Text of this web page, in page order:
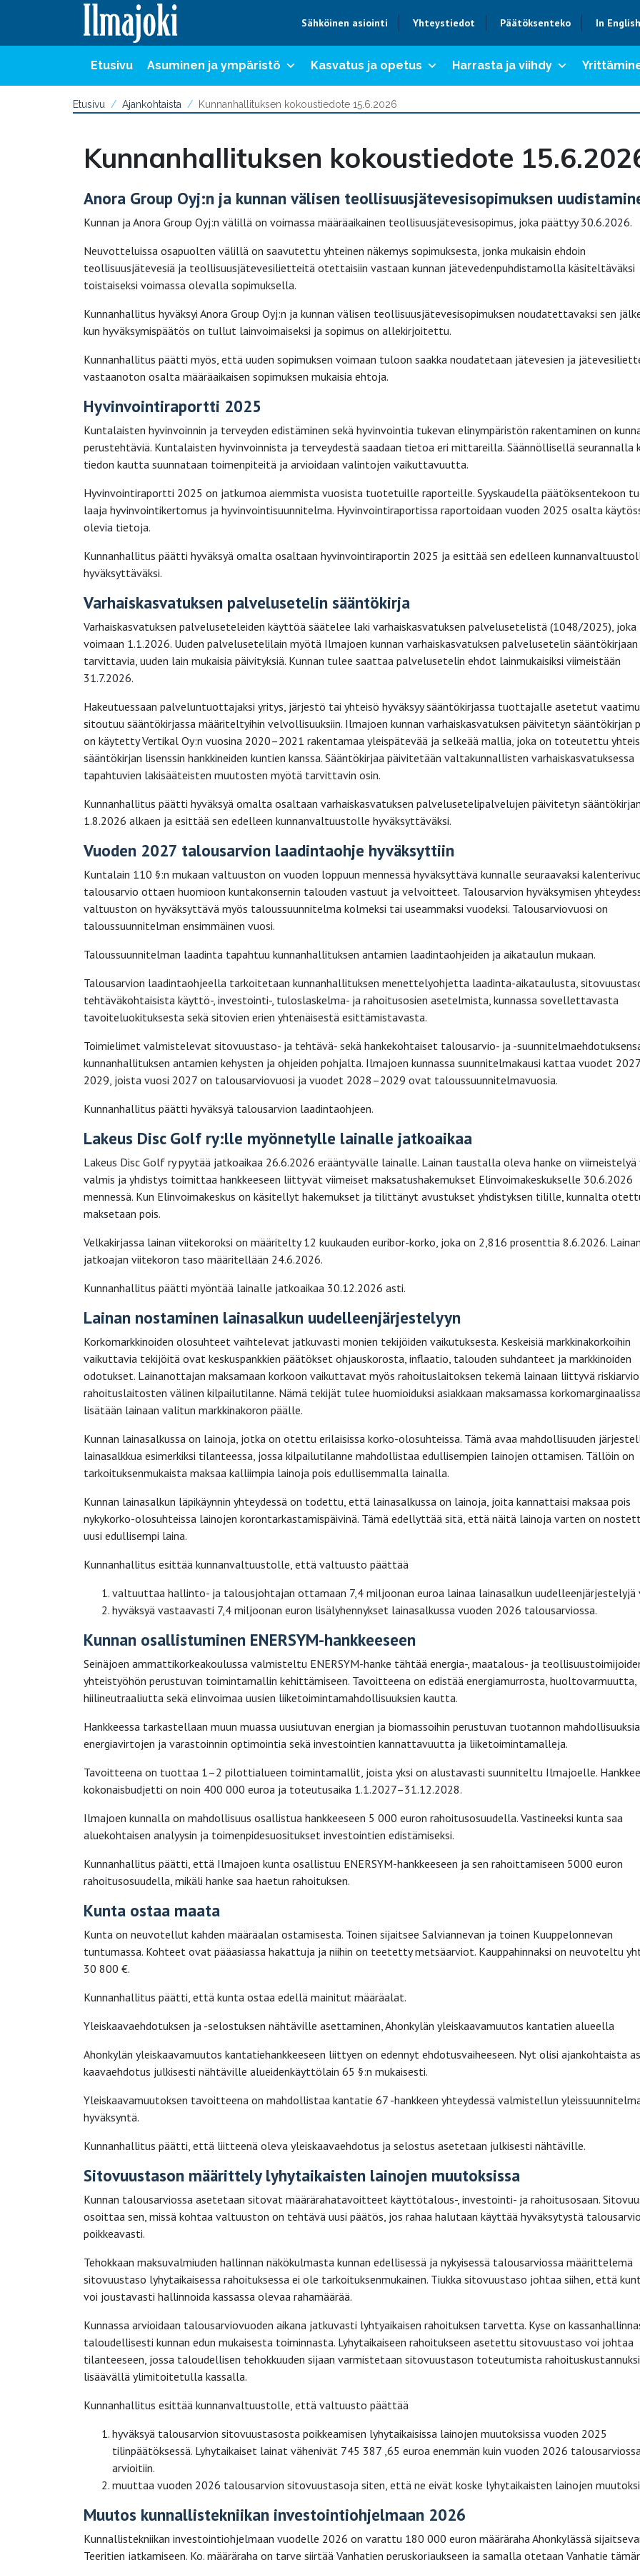
Sähköinen asiointi Yhteystiedot Päätöksenteko In English
Etusivu Asuminen ja ympäristö Kasvatus ja opetus Harrasta ja viihdy
Etusivu Ajankohtaista Kunnanhallituksen kokoustiedote 15.6.2026
Kunnanhallituksen kokoustiedote
Anora Group Oyj:n ja kunnan välisen teollisuusjätevesisopimuksen
Kunnan ja Anora Group Oyj:n välillä on voimassa määräaikainen teollisuusjätevesisopimus, joka päättyy 30.6.2026.
Neuvotteluissa osapuolten välillä on saavutettu yhteinen näkemys sopimuksesta, jonka mukaisin ehdoin
teollisuusjätevesiä ja teollisuusjätevesilietteitä otettaisiin vastaan kunnan jätevedenpuhdistamolla käsiteltäväksi
toistaiseksi voimassa olevalla sopimuksella.
Kunnanhallitus hyväksyi Anora Group Oyj:n ja kunnan välisen teollisuusjätevesisopimuksen noudatettavaksi sen
kun hyväksymispäätös on tullut lainvoimaiseksi ja sopimus on allekirjoitettu.
Kunnanhallitus päätti myös, että uuden sopimuksen voimaan tuloon saakka noudatetaan jätevesien ja
vastaanoton osalta määräaikaisen sopimuksen mukaisia ehtoja.
Hyvinvointiraportti 2025
Kuntalaisten hyvinvoinnin ja terveyden edistäminen sekä hyvinvointia tukevan elinympäristön rakentaminen on
perustehtäviä. Kuntalaisten hyvinvoinnista ja terveydestä saadaan tietoa eri mittareilla. Säännöllisellä seurannalla
tiedon kautta suunnataan toimenpiteitä ja arvioidaan valintojen vaikuttavuutta.
Hyvinvointiraportti 2025 on jatkumoa aiemmista vuosista tuotetuille raporteille. Syyskaudella päätöksentekoon
laaja hyvinvointikertomus ja hyvinvointisuunnitelma. Hyvinvointiraportissa raportoidaan vuoden 2025 osalta
olevia tietoja.
Kunnanhallitus päätti hyväksyä omalta osaltaan hyvinvointiraportin 2025 ja esittää sen edelleen
hyväksyttäväksi.
Varhaiskasvatuksen palvelusetelin sääntökirja
Varhaiskasvatuksen palveluseteleiden käyttöä säätelee laki varhaiskasvatuksen palvelusetelistä (1048/2025),
voimaan 1.1.2026. Uuden palvelusetelilain myötä Ilmajoen kunnan varhaiskasvatuksen palvelusetelin
tarvittavia, uuden lain mukaisia päivityksiä. Kunnan tulee saattaa palvelusetelin ehdot lainmukaisiksi viimeistään
31.7.2026.
Hakeutuessaan palveluntuottajaksi yritys, järjestö tai yhteisö hyväksyy sääntökirjassa tuottajalle asetetut
sitoutuu sääntökirjassa määriteltyihin velvollisuuksiin. Ilmajoen kunnan varhaiskasvatuksen päivitetyn sääntökirjan
on käytetty Vertikal Oy:n vuosina 2020–2021 rakentamaa yleispätevää ja selkeää mallia, joka on toteutettu
sääntökirjan lisenssin hankkineiden kuntien kanssa. Sääntökirjaa päivitetään valtakunnallisten varhaiskasvatuksessa
tapahtuvien lakisääteisten muutosten myötä tarvittavin osin.
Kunnanhallitus päätti hyväksyä omalta osaltaan varhaiskasvatuksen palvelusetelipalvelujen päivitetyn sääntökirjan
1.8.2026 alkaen ja esittää sen edelleen kunnanvaltuustolle hyväksyttäväksi.
Vuoden 2027 talousarvion laadintaohje hyväksyttiin
Kuntalain 110 §:n mukaan valtuuston on vuoden loppuun mennessä hyväksyttävä kunnalle seuraavaksi
talousarvio ottaen huomioon kuntakonsernin talouden vastuut ja velvoitteet. Talousarvion hyväksymisen
valtuuston on hyväksyttävä myös taloussuunnitelma kolmeksi tai useammaksi vuodeksi. Talousarviovuosi on
taloussuunnitelman ensimmäinen vuosi.
Taloussuunnitelman laadinta tapahtuu kunnanhallituksen antamien laadintaohjeiden ja aikataulun mukaan.
Talousarvion laadintaohjeella tarkoitetaan kunnanhallituksen menettelyohjetta laadinta-aikataulusta,
tehtäväkohtaisista käyttö-, investointi-, tuloslaskelma- ja rahoitusosien asetelmista, kunnassa sovellettavasta
tavoiteluokituksesta sekä sitovien erien yhtenäisestä esittämistavasta.
Toimielimet valmistelevat sitovuustaso- ja tehtävä- sekä hankekohtaiset talousarvio- ja -
kunnanhallituksen antamien kehysten ja ohjeiden pohjalta. Ilmajoen kunnassa suunnitelmakausi kattaa vuodet
2029, joista vuosi 2027 on talousarviovuosi ja vuodet 2028–2029 ovat taloussuunnitelmavuosia.
Kunnanhallitus päätti hyväksyä talousarvion laadintaohjeen.
Lakeus Disc Golf ry:lle myönnetylle lainalle jatkoaikaa
Lakeus Disc Golf ry pyytää jatkoaikaa 26.6.2026 erääntyvälle lainalle. Lainan taustalla oleva hanke on viimeistelyä
valmis ja yhdistys toimittaa hankkeeseen liittyvät viimeiset maksatushakemukset Elinvoimakeskukselle 30.6.2026
mennessä. Kun Elinvoimakeskus on käsitellyt hakemukset ja tilittänyt avustukset yhdistyksen tilille, kunnalta
maksetaan pois.
Velkakirjassa lainan viitekoroksi on määritelty 12 kuukauden euribor-korko, joka on 2,816 prosenttia 8.6.2026. Lainan
jatkoajan viitekoron taso määritellään 24.6.2026.
Kunnanhallitus päätti myöntää lainalle jatkoaikaa 30.12.2026 asti.
Lainan nostaminen lainasalkun uudelleenjärjestelyyn
Korkomarkkinoiden olosuhteet vaihtelevat jatkuvasti monien tekijöiden vaikutuksesta. Keskeisiä markkinakorkoihin
vaikuttavia tekijöitä ovat keskuspankkien päätökset ohjauskorosta, inflaatio, talouden suhdanteet ja markkinoiden
odotukset. Lainanottajan maksamaan korkoon vaikuttavat myös rahoituslaitoksen tekemä lainaan liittyvä
rahoituslaitosten välinen kilpailutilanne. Nämä tekijät tulee huomioiduksi asiakkaan maksamassa
lisätään lainaan valitun markkinakoron päälle.
Kunnan lainasalkussa on lainoja, jotka on otettu erilaisissa korko-olosuhteissa. Tämä avaa mahdollisuuden
lainasalkkua esimerkiksi tilanteessa, jossa kilpailutilanne mahdollistaa edullisempien lainojen ottamisen. Tällöin on
tarkoituksenmukaista maksaa kalliimpia lainoja pois edullisemmalla lainalla.
Kunnan lainasalkun läpikäynnin yhteydessä on todettu, että lainasalkussa on lainoja, joita kannattaisi maksaa pois
nykykorko-olosuhteissa lainojen korontarkastamispäivinä. Tämä edellyttää sitä, että näitä lainoja varten on
uusi edullisempi laina.
Kunnanhallitus esittää kunnanvaltuustolle, että valtuusto päättää
valtuuttaa hallinto- ja talousjohtajan ottamaan 7,4 miljoonan euroa lainaa lainasalkun uudelleenjärjestelyjä
hyväksyä vastaavasti 7,4 miljoonan euron lisälyhennykset lainasalkussa vuoden 2026 talousarviossa.
Kunnan osallistuminen ENERSYM-hankkeeseen
Seinäjoen ammattikorkeakoulussa valmisteltu ENERSYM-hanke tähtää energia-, maatalous- ja
yhteistyöhön perustuvan toimintamallin kehittämiseen. Tavoitteena on edistää energiamurrosta, huoltovarmuutta,
hiilineutraaliutta sekä elinvoimaa uusien liiketoimintamahdollisuuksien kautta.
Hankkeessa tarkastellaan muun muassa uusiutuvan energian ja biomassoihin perustuvan tuotannon
energiavirtojen ja varastoinnin optimointia sekä investointien kannattavuutta ja liiketoimintamalleja.
Tavoitteena on tuottaa 1–2 pilottialueen toimintamallit, joista yksi on alustavasti suunniteltu Ilmajoelle.
kokonaisbudjetti on noin 400 000 euroa ja toteutusaika 1.1.2027–31.12.2028.
Ilmajoen kunnalla on mahdollisuus osallistua hankkeeseen 5 000 euron rahoitusosuudella. Vastineeksi kunta saa
aluekohtaisen analyysin ja toimenpidesuositukset investointien edistämiseksi.
Kunnanhallitus päätti, että Ilmajoen kunta osallistuu ENERSYM-hankkeeseen ja sen rahoittamiseen 5000 euron
rahoitusosuudella, mikäli hanke saa haetun rahoituksen.
Kunta ostaa maata
Kunta on neuvotellut kahden määräalan ostamisesta. Toinen sijaitsee Salviannevan ja toinen Kuuppelonnevan
tuntumassa. Kohteet ovat pääasiassa hakattuja ja niihin on teetetty metsäarviot. Kauppahinnaksi on neuvoteltu
30 800 €.
Kunnanhallitus päätti, että kunta ostaa edellä mainitut määräalat.
Yleiskaavaehdotuksen ja -selostuksen nähtäville asettaminen, Ahonkylän yleiskaavamuutos kantatien alueella
Ahonkylän yleiskaavamuutos kantatiehankkeeseen liittyen on edennyt ehdotusvaiheeseen. Nyt olisi ajankohtaista
kaavaehdotus julkisesti nähtäville alueidenkäyttölain 65 §:n mukaisesti.
Yleiskaavamuutoksen tavoitteena on mahdollistaa kantatie 67 -hankkeen yhteydessä valmistellun
hyväksyntä.
Kunnanhallitus päätti, että liitteenä oleva yleiskaavaehdotus ja selostus asetetaan julkisesti nähtäville.
Sitovuustason määrittely lyhytaikaisten lainojen muutoksissa
Kunnan talousarviossa asetetaan sitovat määrärahatavoitteet käyttötalous-, investointi- ja rahoitusosaan.
osoittaa sen, missä kohtaa valtuuston on tehtävä uusi päätös, jos rahaa halutaan käyttää hyväksytystä
poikkeavasti.
Tehokkaan maksuvalmiuden hallinnan näkökulmasta kunnan edellisessä ja nykyisessä talousarviossa määrittelemä
sitovuustaso lyhytaikaisessa rahoituksessa ei ole tarkoituksenmukainen. Tiukka sitovuustaso johtaa siihen, että
voi joustavasti hallinnoida kassassa olevaa rahamäärää.
Kunnassa arvioidaan talousarviovuoden aikana jatkuvasti lyhtyaikaisen rahoituksen tarvetta. Kyse on
taloudellisesti kunnan edun mukaisesta toiminnasta. Lyhytaikaiseen rahoitukseen asetettu sitovuustaso voi johtaa
tilanteeseen, jossa taloudellisen tehokkuuden sijaan varmistetaan sitovuustason toteutumista
lisäävällä ylimitoitetulla kassalla.
Kunnanhallitus esittää kunnanvaltuustolle, että valtuusto päättää
hyväksyä talousarvion sitovuustasosta poikkeamisen lyhytaikaisissa lainojen muutoksissa vuoden 2025
tilinpäätöksessä. Lyhytaikaiset lainat vähenivät 745 387 ,65 euroa enemmän kuin vuoden 2026
arvioitiin.
muuttaa vuoden 2026 talousarvion sitovuustasoja siten, että ne eivät koske lyhytaikaisten lainojen
Muutos kunnallistekniikan investointiohjelmaan 2026
Kunnallistekniikan investointiohjelmaan vuodelle 2026 on varattu 180 000 euron määräraha Ahonkylässä
Teeritien jatkamiseen. Ko. määräraha on tarve siirtää Vanhatien peruskorjaukseen ja samalla otetaan Vanhatie